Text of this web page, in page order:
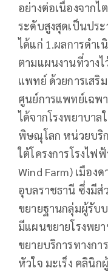
อย่างต่อเนื่องจาก
ระดับสูงสุดเป็นปร
ได้แก่ 1.ผลการดำ
ตามแผนงานที่วางไ
แพทย์ ด้วยการเส
ศูนย์การแพทย์เฉพ
ได้จากโรงพยาบา
พิษณุโลก หน่วยบริ
ใต้โครงการโรงไ
Wind Farm) เมือง
อุบลราชธานี ซึ่งมีส่
ขยายฐานกลุ่มผู้รับ
มีแผนขยายโรงพย
ขยายบริการทางก
หัวใจ มะเร็ง คลินิ